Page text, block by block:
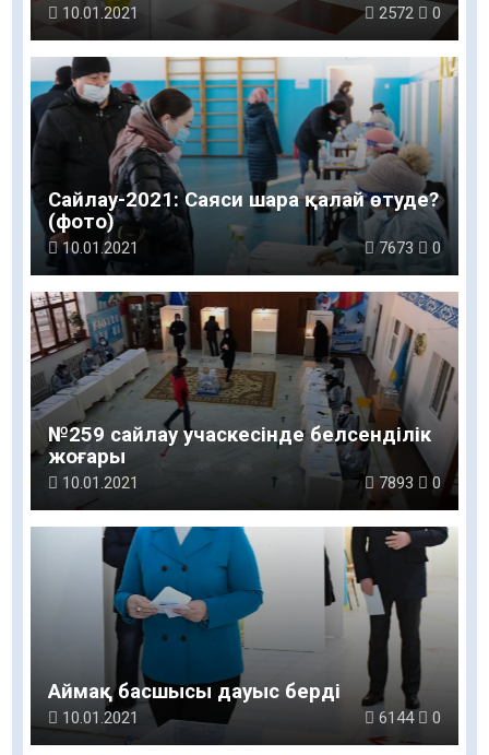
10.01.2021 2572 0
Сайлау-2021: Саяси шара қалай өтуде?
(фото)
10.01.2021 7673 0
№259 сайлау учаскесінде белсенділік
жоғары
10.01.2021 7893 0
Аймақ басшысы дауыс берді
10.01.2021 6144 0